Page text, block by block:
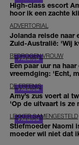
High-class escort
hoor ik een zachte
ADVERTORIAL
Jolanda reisde naar
Zuid-Australië: 'Wij
BEDROGEN VROUW
Een paar uur na
vreemdging: 'Echt,
DE ERFENIS
Amy’s zus voert al
'Op de uitvaart is ze
LEKKER SAMENGESTELD
Stiefmoeder Naomi
moeder wil niet dat